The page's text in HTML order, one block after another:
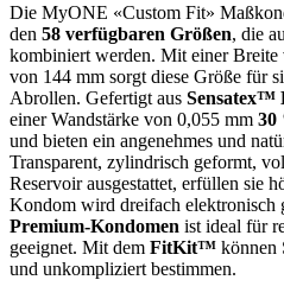
Die MyONE «Custom Fit»
den 58 verfügbaren Größen, die
kombiniert werden. Mit einer
von 144 mm sorgt diese Größe für
Abrollen. Gefertigt aus Sensatex™
einer Wandstärke von 0,055 mm 30
und bieten ein angenehmes und
Transparent, zylindrisch geformt,
Reservoir ausgestattet, erfüllen sie
Kondom wird dreifach elektronisch
Premium-Kondomen ist ideal für
geeignet. Mit dem FitKit™ können
und unkompliziert bestimmen.